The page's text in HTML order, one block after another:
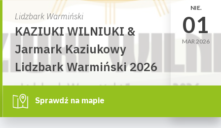
Lidzbark Warmiński
KAZIUKI WILNIUKI &
Jarmark Kaziukowy
Lidzbark Warmiński 2026
NIE.
01
MAR 2026
Sprawdź na mapie